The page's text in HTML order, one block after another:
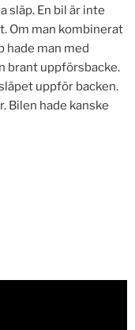
släp. En bil är inte
Om man kombinerat
man med
brant uppförsbacke.
uppför backen.
Bilen hade kanske